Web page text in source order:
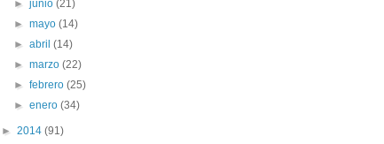
►junio(21)
►mayo(14)
►abril(14)
►marzo(22)
►febrero(25)
►enero(34)
► 2014 (91)